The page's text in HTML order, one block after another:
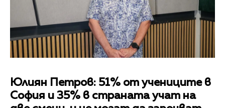
Юлиян Петров: 51% от учениците в
София и 35% в страната учат на